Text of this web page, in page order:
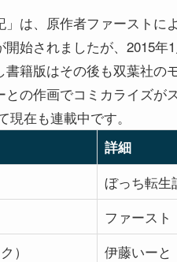
」は、原作者ファースト
開始されましたが、2015
書籍版はその後も双葉社の
との作画でコミカライズが
現在も連載中です。
詳細
ぼっち転生
ファースト
）
伊藤いーと